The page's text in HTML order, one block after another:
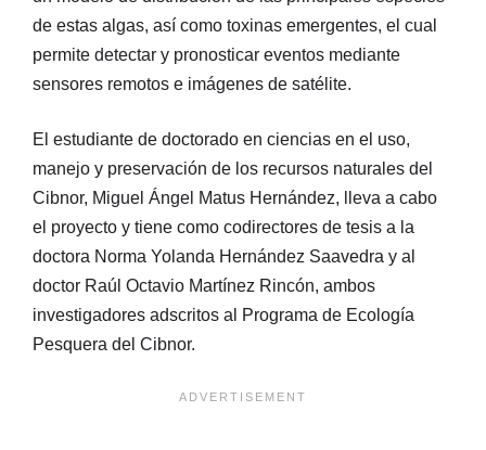
de estas algas, así como toxinas emergentes, el cual
permite detectar y pronosticar eventos mediante
sensores remotos e imágenes de satélite.
El estudiante de doctorado en ciencias en el uso,
manejo y preservación de los recursos naturales del
Cibnor, Miguel Ángel Matus Hernández, lleva a cabo
el proyecto y tiene como codirectores de tesis a la
doctora Norma Yolanda Hernández Saavedra y al
doctor Raúl Octavio Martínez Rincón, ambos
investigadores adscritos al Programa de Ecología
Pesquera del Cibnor.